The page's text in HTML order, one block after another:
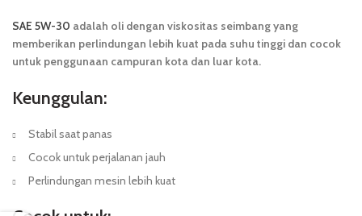
SAE 5W-30 adalah oli dengan viskositas seimbang yang
memberikan perlindungan lebih kuat pada suhu tinggi dan cocok
untuk penggunaan campuran kota dan luar kota.
Keunggulan:
Stabil saat panas
Cocok untuk perjalanan jauh
Perlindungan mesin lebih kuat